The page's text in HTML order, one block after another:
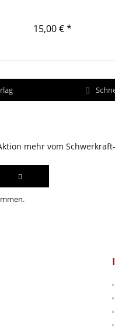
15,00 € *
mehr vom